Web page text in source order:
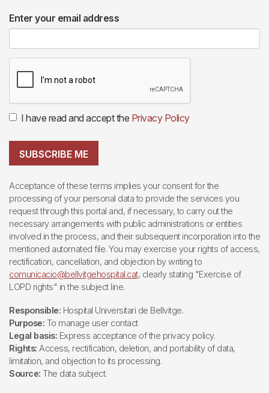
Enter your email address
I have read and accept the Privacy Policy
SUBSCRIBE ME
Acceptance of these terms implies your consent for the
processing of your personal data to provide the services you
request through this portal and, if necessary, to carry out the
necessary arrangements with public administrations or entities
involved in the process, and their subsequent incorporation into the
mentioned automated file. You may exercise your rights of access,
rectification, cancellation, and objection by writing to
comunicacio@bellvitgehospital.cat, clearly stating "Exercise of
LOPD rights" in the subject line.
Responsible: Hospital Universitari de Bellvitge.
Purpose: To manage user contact
Legal basis: Express acceptance of the privacy policy.
Rights: Access, rectification, deletion, and portability of data,
limitation, and objection to its processing.
Source: The data subject.